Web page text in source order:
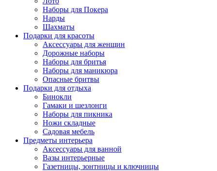
Наборы для Покера
Нарды
Шахматы
Подарки для красоты
Аксессуары для женщин
Дорожные наборы
Наборы для бритья
Наборы для маникюра
Опасные бритвы
Подарки для отдыха
Бинокли
Гамаки и шезлонги
Наборы для пикника
Ножи складные
Садовая мебель
Предметы интерьера
Аксессуары для ванной
Вазы интерьерные
Газетницы, зонтницы и ключницы